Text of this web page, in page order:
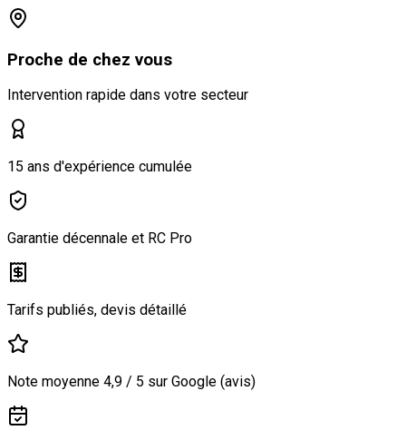
Proche de chez vous
Intervention rapide dans votre secteur
15 ans d'expérience cumulée
Garantie décennale et RC Pro
Tarifs publiés, devis détaillé
Note moyenne 4,9 / 5 sur Google (avis)